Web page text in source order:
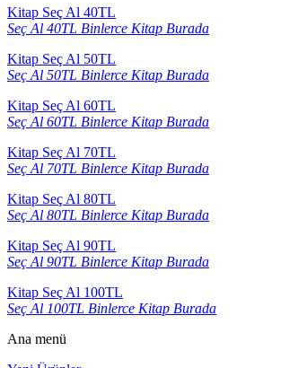
Kitap Seç Al 40TL
Seç Al 40TL Binlerce Kitap Burada
Kitap Seç Al 50TL
Seç Al 50TL Binlerce Kitap Burada
Kitap Seç Al 60TL
Seç Al 60TL Binlerce Kitap Burada
Kitap Seç Al 70TL
Seç Al 70TL Binlerce Kitap Burada
Kitap Seç Al 80TL
Seç Al 80TL Binlerce Kitap Burada
Kitap Seç Al 90TL
Seç Al 90TL Binlerce Kitap Burada
Kitap Seç Al 100TL
Seç Al 100TL Binlerce Kitap Burada
Ana menü